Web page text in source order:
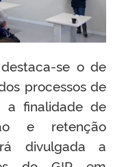
se o de
processos de
a finalidade de
e retenção
divulgada a